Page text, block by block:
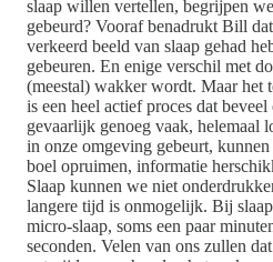
slaap willen vertellen, begrijpen
gebeurd? Vooraf benadrukt Bill
verkeerd beeld van slaap gehad
gebeuren. En enige verschil met
(meestal) wakker wordt. Maar het
is een heel actief proces dat
gevaarlijk genoeg vaak, helemaal
in onze omgeving gebeurt,
boel opruimen, informatie
Slaap kunnen we niet
langere tijd is onmogelijk. Bij
micro-slaap, soms een paar
seconden. Velen van ons zullen